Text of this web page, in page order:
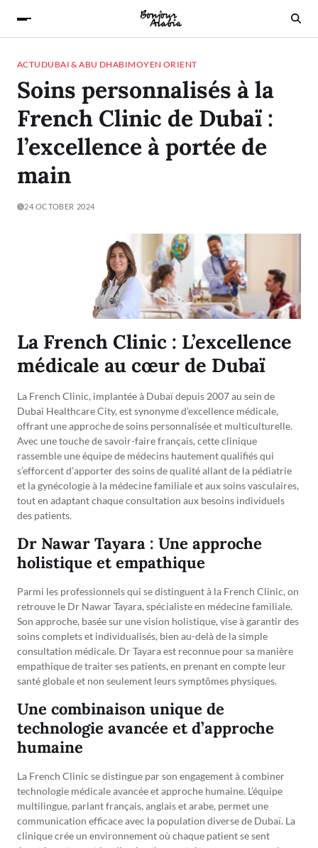
ACTU DUBAI & ABU DHABIMOYEN ORIENT
Soins personnalisés à la
French Clinic de Dubaï :
l’excellence à portée de
main
24 OCTOBER 2024
La French Clinic : L’excellence
médicale au cœur de Dubaï
La French Clinic, implantée à Dubaï depuis 2007 au sein de
Dubai Healthcare City, est synonyme d’excellence médicale,
offrant une approche de soins personnalisée et multiculturelle.
Avec une touche de savoir-faire français, cette clinique
rassemble une équipe de médecins hautement qualifiés qui
s’efforcent d’apporter des soins de qualité allant de la pédiatrie
et la gynécologie à la médecine familiale et aux soins vasculaires,
tout en adaptant chaque consultation aux besoins individuels
des patients.
Dr Nawar Tayara : Une approche
holistique et empathique
Parmi les professionnels qui se distinguent à la French Clinic, on
retrouve le Dr Nawar Tayara, spécialiste en médecine familiale.
Son approche, basée sur une vision holistique, vise à garantir des
soins complets et individualisés, bien au-delà de la simple
consultation médicale. Dr Tayara est reconnue pour sa manière
empathique de traiter ses patients, en prenant en compte leur
santé globale et non seulement leurs symptômes physiques.
Une combinaison unique de
technologie avancée et d’approche
humaine
La French Clinic se distingue par son engagement à combiner
technologie médicale avancée et approche humaine. L’équipe
multilingue, parlant français, anglais et arabe, permet une
communication efficace avec la population diverse de Dubaï. La
clinique crée un environnement où chaque patient se sent